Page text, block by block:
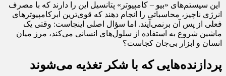
این سیستم‌های «بیو – کامپیوتر» پتانسیل این را دارند که با مصرف
انرژی ناچیز، محاسباتی را انجام دهند که قوی‌ترین ابرکامپیوترهای
فعلی از پس آن برنمی‌آیند. اما سؤال اصلی اینجاست: وقتی یک
ماشین شروع به استفاده از سلول‌های انسانی می‌کند، مرز میان
انسان و ابزار بی‌جان کجاست؟
‌پردازنده‌هایی که با شکر تغذیه می‌شوند